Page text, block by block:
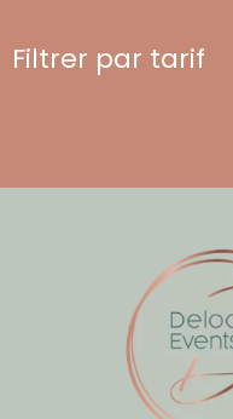
Filtrer par tarif